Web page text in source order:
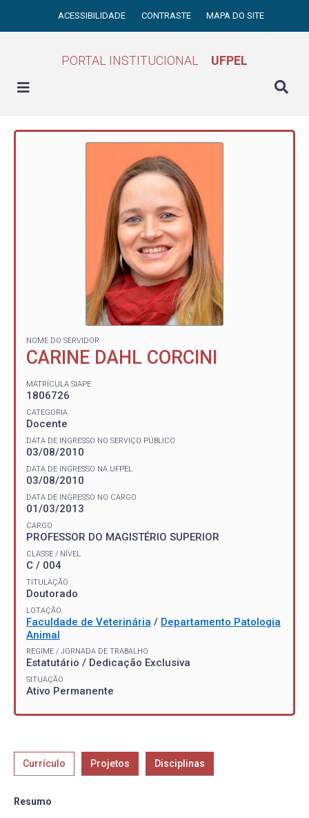
ACESSIBILIDADE CONTRASTE MAPA DO SITE
PORTAL INSTITUCIONAL UFPEL
NOME DO SERVIDOR
CARINE DAHL CORCINI
MATRÍCULA SIAPE
1806726
CATEGORIA
Docente
DATA DE INGRESSO NO SERVIÇO PÚBLICO
03/08/2010
DATA DE INGRESSO NA UFPEL
03/08/2010
DATA DE INGRESSO NO CARGO
01/03/2013
CARGO
PROFESSOR DO MAGISTÉRIO SUPERIOR
CLASSE / NÍVEL
C / 004
TITULAÇÃO
Doutorado
LOTAÇÃO
Faculdade de Veterinária / Departamento Patologia
Animal
REGIME / JORNADA DE TRABALHO
Estatutário / Dedicação Exclusiva
SITUAÇÃO
Ativo Permanente
Currículo Projetos Disciplinas
Resumo